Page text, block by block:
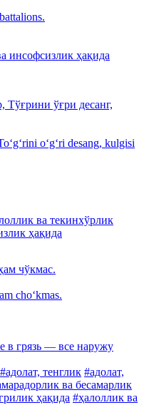
инсофсизлик ҳақида
Тўғрини ўғри десанг,
o‘g‘ri desang, kulgisi
ва текинхўрлик
ҳақида
чўкмас.
cho‘kmas.
в грязь — все наружу
#адолат, тенглик #адолат,
ва бесамарлик
ҳақида #ҳалоллик ва